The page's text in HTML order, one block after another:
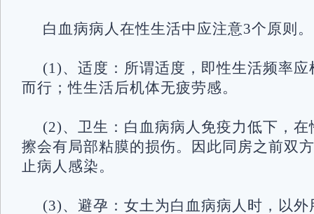
白血病病人在性生活中应注意3个原则。
(1)、适度：所谓适度，即性生活频率
而行；性生活后机体无疲劳感。
(2)、卫生：白血病病人免疫力低下，
擦会有局部粘膜的损伤。因此同房之前双
止病人感染。
(3)、避孕：女土为白血病病人时，以